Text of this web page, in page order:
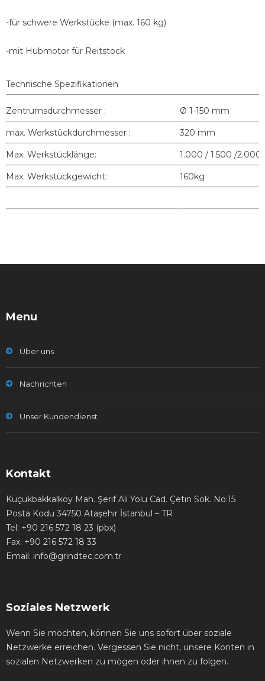
-für schwere Werkstücke (max. 160 kg)
-mit Hubmotor für Reitstock
Technische Spezifikationen
Zentrumsdurchmesser : Ø 1-150 mm
max. Werkstückdurchmesser : 320 mm
Max. Werkstücklänge: 1.000 / 1.500 /
Max. Werkstückgewicht: 160kg
Menu
Über uns
Nachrichten
Unser Kundendienst
Kontakt
Küçükbakkalköy Mah. Şerif Ali Yolu Cad. Çetin Sok. No:15
Posta Kodu 34750 Ataşehir İstanbul – TR
Tel: +90 216 572 18 23 (pbx)
Fax: +90 216 572 18 33
Email: info@grindtec.com.tr
Soziales Netzwerk
Wenn Sie möchten, können Sie uns sofort über soziale
Netzwerke erreichen. Vergessen Sie nicht, unsere Konten in
sozialen Netzwerken zu mögen oder ihnen zu folgen.